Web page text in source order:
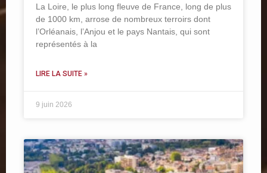
La Loire, le plus long fleuve de France, long de plus
de 1000 km, arrose de nombreux terroirs dont
l’Orléanais, l’Anjou et le pays Nantais, qui sont
représentés à la
LIRE LA SUITE »
9 juin 2026